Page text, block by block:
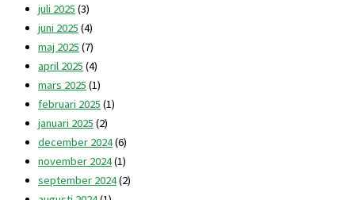
juli 2025 (3)
juni 2025 (4)
maj 2025 (7)
april 2025 (4)
mars 2025 (1)
februari 2025 (1)
januari 2025 (2)
december 2024(6)
november 2024(1)
september 2024(2)